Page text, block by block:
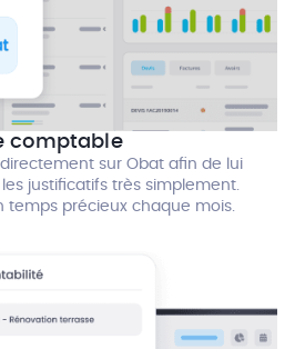
comptable
sur Obat afin de lui
justificatifs très simplement.
temps précieux chaque mois.